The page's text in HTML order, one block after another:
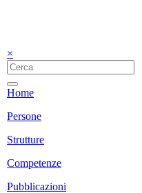
×
Home
Persone
Strutture
Competenze
Pubblicazioni